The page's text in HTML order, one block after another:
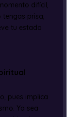
difícil,
tengas prisa;
tu estado
pues implica
Ya sea